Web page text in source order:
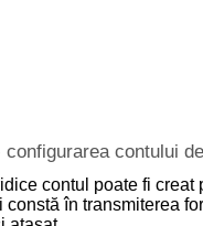
contului
contul poate fi
constă în transmiterea